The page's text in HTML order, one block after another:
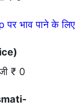
पर भाव पाने के
₹ 0